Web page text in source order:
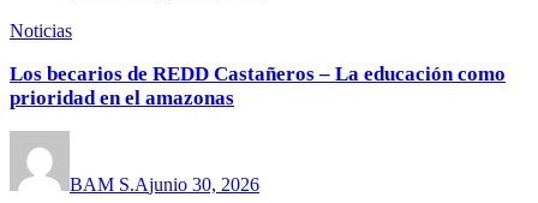
Noticias
Los becarios de REDD Castañeros – La educación como
prioridad en el amazonas
BAM S.Ajunio 30, 2026